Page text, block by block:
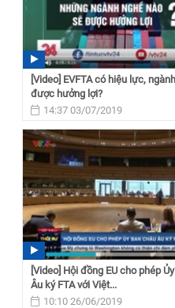
[Video] EVFTA có hiệu lực,
được hưởng lợi?
14:37 03/07/2019
[Video] Hội đồng EU cho phép
Âu ký FTA với Việt...
10:10 26/06/2019